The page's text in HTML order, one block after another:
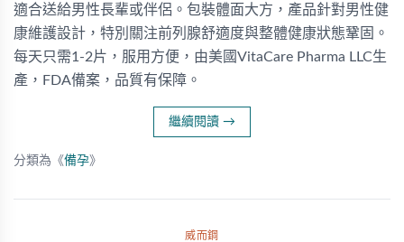
適合送給男性長輩或伴侶。包裝體面大方，產品針對男性健
康維護設計，特別關注前列腺舒適度與整體健康狀態鞏固。
每天只需1-2片，服用方便，由美國VitaCare Pharma LLC生
產，FDA備案，品質有保障。
繼續閱讀 →
分類為《備孕》
威而鋼